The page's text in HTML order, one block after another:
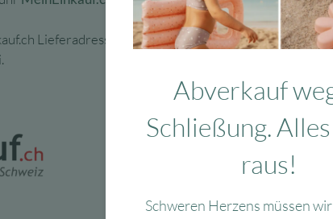
Lieferadresse gelten dann unsere günstigen
Abverkauf
Schließung.
raus!
Schweren Herzens müssen